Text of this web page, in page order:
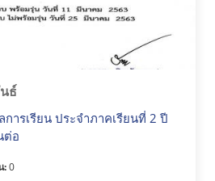
ธ์
การเรียน ประจำภาคเรียนที่ 2 ปี
ต่อ
:0